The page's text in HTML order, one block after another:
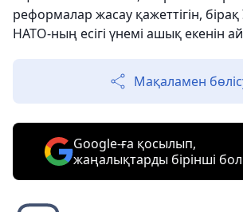
реформалар жасау қажеттігін,
НАТО-ның есігі үнемі ашық екенін
Мақаламен
Google-ға қосылып,
жаңалықтарды бірінші